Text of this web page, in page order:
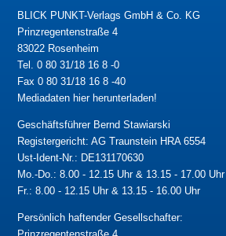
BLICK PUNKT-Verlags GmbH & Co. KG
Prinzregentenstraße 4
83022 Rosenheim
Tel. 0 80 31/18 16 8 -0
Fax 0 80 31/18 16 8 -40
Mediadaten hier herunterladen!
Geschäftsführer Bernd Stawiarski
Registergericht: AG Traunstein HRA 6554
Ust-Ident-Nr.: DE131170630
Mo.-Do.: 8.00 - 12.15 Uhr & 13.15 - 17.00 Uhr
Fr.: 8.00 - 12.15 Uhr & 13.15 - 16.00 Uhr
Persönlich haftender Gesellschafter: